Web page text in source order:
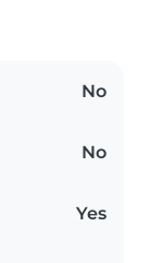
No
No
Yes